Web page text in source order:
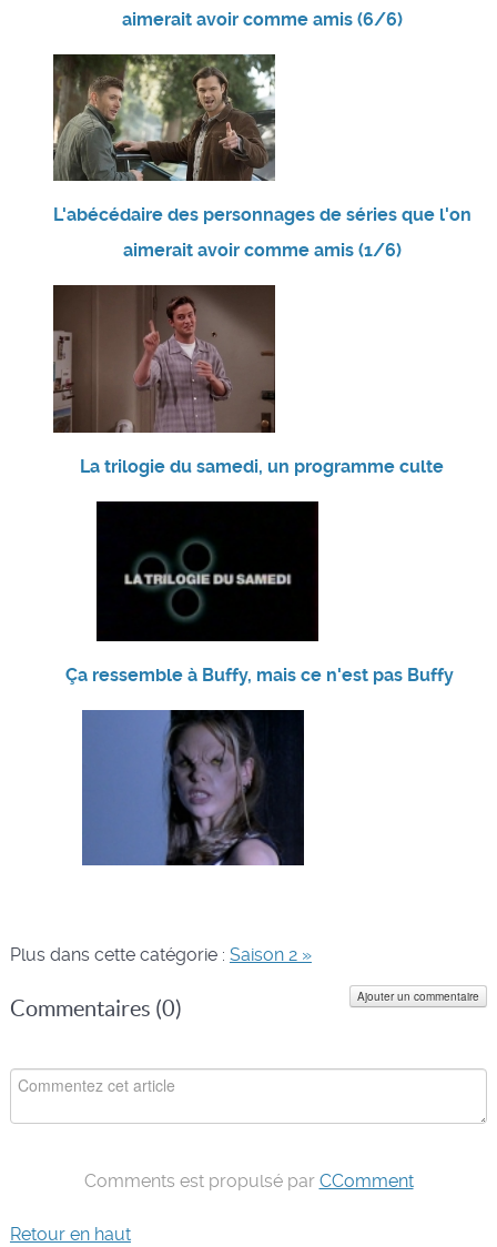
aimerait avoir comme amis (6/6)
L'abécédaire des personnages de séries que l'on
aimerait avoir comme amis (1/6)
La trilogie du samedi, un programme culte
Ça ressemble à Buffy, mais ce n'est pas Buffy
Plus dans cette catégorie : Saison 2 »
Commentaires (0)
Ajouter un commentaire
Comments est propulsé par CComment
Retour en haut